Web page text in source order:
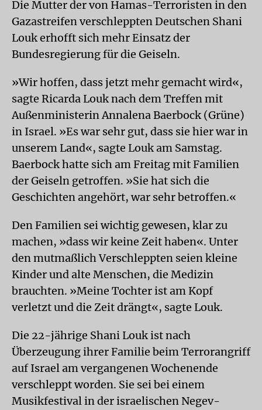
Die Mutter der von Hamas-Terroristen in den
Gazastreifen verschleppten Deutschen Shani
Louk erhofft sich mehr Einsatz der
Bundesregierung für die Geiseln.
»Wir hoffen, dass jetzt mehr gemacht wird«,
sagte Ricarda Louk nach dem Treffen mit
Außenministerin Annalena Baerbock (Grüne)
in Israel. »Es war sehr gut, dass sie hier war in
unserem Land«, sagte Louk am Samstag.
Baerbock hatte sich am Freitag mit Familien
der Geiseln getroffen. »Sie hat sich die
Geschichten angehört, war sehr betroffen.«
Den Familien sei wichtig gewesen, klar zu
machen, »dass wir keine Zeit haben«. Unter
den mutmaßlich Verschleppten seien kleine
Kinder und alte Menschen, die Medizin
brauchten. »Meine Tochter ist am Kopf
verletzt und die Zeit drängt«, sagte Louk.
Die 22-jährige Shani Louk ist nach
Überzeugung ihrer Familie beim Terrorangriff
auf Israel am vergangenen Wochenende
verschleppt worden. Sie sei bei einem
Musikfestival in der israelischen Negev-